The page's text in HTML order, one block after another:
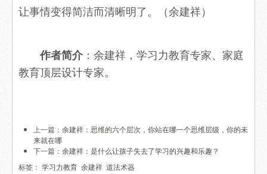
让事情变得简洁而清晰明了。（余建祥）
作者简介：余建祥，学习力教育专家、家庭
教育顶层设计专家。
上一篇： 余建祥：思维的六个层次，你站在哪一个思维层级，你的未
来就在哪
下一篇： 余建祥：是什么让孩子失去了学习的兴趣和乐趣？
标签： 学习力教育 余建祥 道法术器